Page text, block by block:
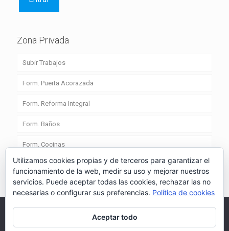
Zona Privada
Subir Trabajos
Form. Puerta Acorazada
Form. Reforma Integral
Form. Baños
Form. Cocinas
Utilizamos cookies propias y de terceros para garantizar el
funcionamiento de la web, medir su uso y mejorar nuestros
servicios. Puede aceptar todas las cookies, rechazar las no
necesarias o configurar sus preferencias. Política de cookies
Aceptar todo